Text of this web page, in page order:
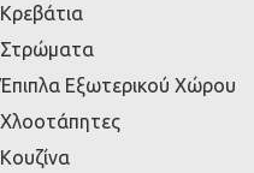
Κρεβάτια
Στρώματα
Έπιπλα Εξωτερικού Χώρου
Χλοοτάπητες
Κουζίνα